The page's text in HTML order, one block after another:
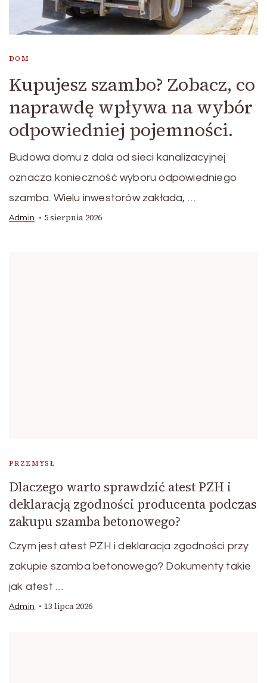
DOM
Kupujesz szambo? Zobacz, co
naprawdę wpływa na wybór
odpowiedniej pojemności.
Budowa domu z dala od sieci kanalizacyjnej
oznacza konieczność wyboru odpowiedniego
szamba. Wielu inwestorów zakłada, …
Admin 5 sierpnia 2026
PRZEMYSŁ
Dlaczego warto sprawdzić atest PZH i
deklaracją zgodności producenta podczas
zakupu szamba betonowego?
Czym jest atest PZH i deklaracja zgodności przy
zakupie szamba betonowego? Dokumenty takie
jak atest …
Admin 13 lipca 2026